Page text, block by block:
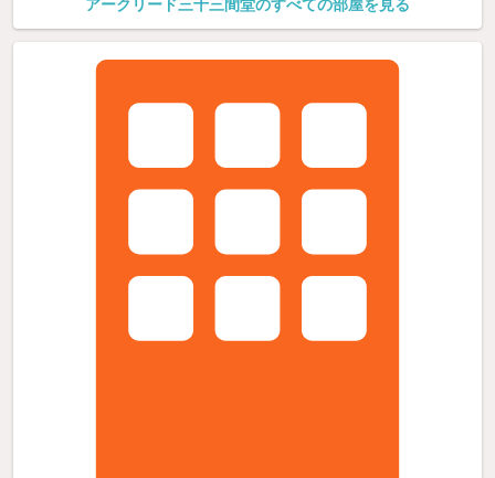
アークリード三十三間堂のすべての部屋を見る